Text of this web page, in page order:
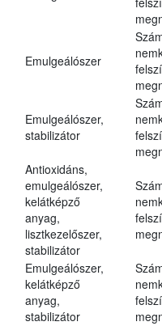
Emulgeálószer
Emulgeálószer,
stabilizátor
Antioxidáns,
emulgeálószer,
kelátképző
anyag,
lisztkezelőszer,
stabilizátor
Emulgeálószer,
kelátképző
anyag,
stabilizátor